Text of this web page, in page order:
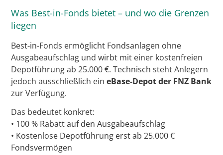
Was Best-in-Fonds bietet – und wo die Grenzen
liegen
Best-in-Fonds ermöglicht Fondsanlagen ohne
Ausgabeaufschlag und wirbt mit einer kostenfreien
Depotführung ab 25.000 €. Technisch steht Anlegern
jedoch ausschließlich eineBase-Depot der FNZ Bank
zur Verfügung.
Das bedeutet konkret:
• 100 % Rabatt auf den Ausgabeaufschlag
• Kostenlose Depotführung erst ab 25.000 €
Fondsvermögen